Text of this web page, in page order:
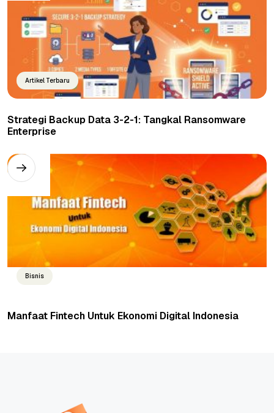
Artikel Terbaru
Strategi Backup Data 3-2-1: Tangkal Ransomware
Enterprise
Bisnis
Manfaat Fintech Untuk Ekonomi Digital Indonesia